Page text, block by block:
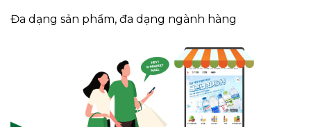
Đa dạng sản phẩm, đa dạng ngành hàng